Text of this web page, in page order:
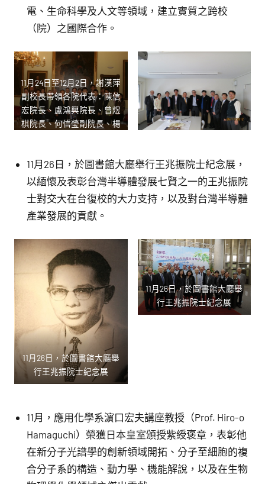
電、生命科學及人文等領域，建立實質之跨校
（院）之國際合作。
11月24日至12月2日，謝漢萍
副校長帶領各院代表：陳信
宏院長、盧鴻興院長、曾煜
棋院長、何信瑩副院長、楊
理等
11月26日，於圖書館大廳舉行王兆振院士紀念展，
以緬懷及表彰台灣半導體發展七賢之一的王兆振院
士對交大在台復校的大力支持，以及對台灣半導體
產業發展的貢獻。
11月26日，於圖書館大廳舉
行王兆振院士紀念展
11月26日，於圖書館大廳舉
行王兆振院士紀念展
11月，應用化學系濵口宏夫講座教授（Prof. Hiro-o
Hamaguchi）榮獲日本皇室頒授紫綬褒章，表彰他
在新分子光譜學的創新領域開拓、分子至細胞的複
合分子系的構造、動力學、機能解說，以及在生物